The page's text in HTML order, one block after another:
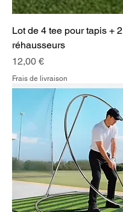
Lot de 4 tee pour tapis +
réhausseurs
Prix
12,00 €
Frais de livraison